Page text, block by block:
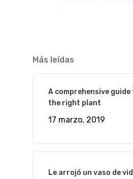
Más leídas
A comprehensive
the right plant
17 marzo, 2019
Le arrojó un vaso de